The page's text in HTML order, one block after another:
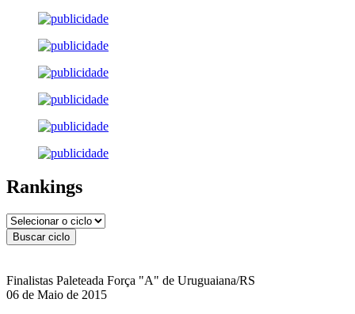
Rankings
Finalistas Paleteada Força "A" de Uruguaiana/RS
06 de Maio de 2015